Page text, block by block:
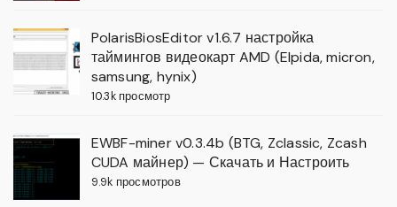
PolarisBiosEditor v1.6.7 настройка
таймингов видеокарт AMD (Elpida, micron,
samsung, hynix)
10.3k просмотр
EWBF-miner v0.3.4b (BTG, Zclassic, Zcash
CUDA майнер) — Скачать и Настроить
9.9k просмотров